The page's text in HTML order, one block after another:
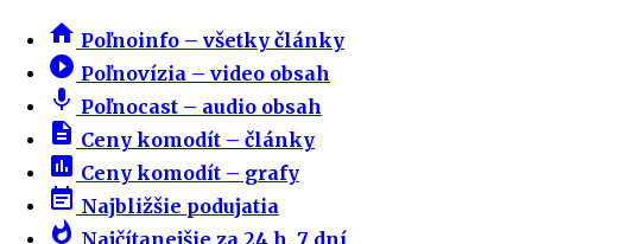
home Poľnoinfo – všetky články
play_circle_filled Poľnovízia – video obsah
mic Poľnocast – audio obsah
description Ceny komodít – články
insert_chart Ceny komodít – grafy
event_note Najbližšie podujatia
whatshot Najčítanejšie za 24 h, 7 dní